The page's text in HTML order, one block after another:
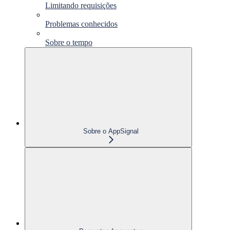
Limitando requisições
Problemas conhecidos
Sobre o tempo
Sobre o AppSignal